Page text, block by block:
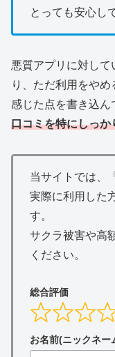
とっても安心し
悪質アプリに対し
り、ただ利用をや
感じた点を書き込ん
口コミを特にしっか
当サイトでは、
実際に利用した
す。
サクラ被害や高
ください。
総合評価
お名前(ニックネー